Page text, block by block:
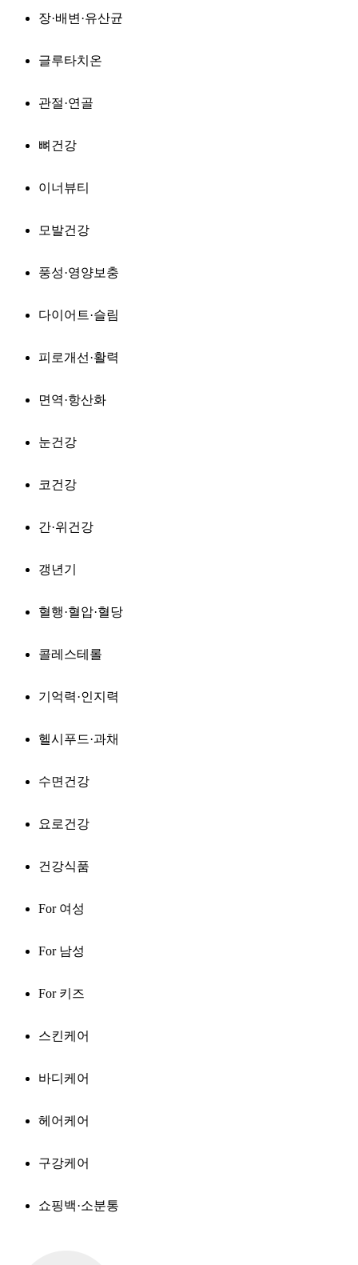
장·배변·유산균
글루타치온
관절·연골
뼈건강
이너뷰티
모발건강
풍성·영양보충
다이어트·슬림
피로개선·활력
면역·항산화
눈건강
코건강
간·위건강
갱년기
혈행·혈압·혈당
콜레스테롤
기억력·인지력
헬시푸드·과채
수면건강
요로건강
건강식품
For 여성
For 남성
For 키즈
스킨케어
바디케어
헤어케어
구강케어
쇼핑백·소분통